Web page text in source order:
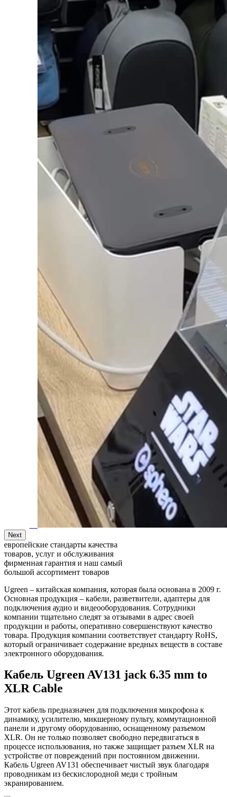
Next
европейские стандарты качества
товаров, услуг и обслуживания
фирменная гарантия и наш самый
большой ассортимент товаров
Ugreen – китайская компания, которая была основана в 2009 г.
Основная продукция – кабели, разветвители, адаптеры для
подключения аудио и видеооборудования. Сотрудники
компании тщательно следят за отзывами в адрес своей
продукции и работы, оперативно совершенствуют качество
товара. Продукция компании соответствует стандарту RoHS,
который ограничивает содержание вредных веществ в составе
электронного оборудования.
Кабель Ugreen AV131 jack 6.35 mm to
XLR Cable
Этот кабель предназначен для подключения микрофона к
динамику, усилителю, микшерному пульту, коммутационной
панели и другому оборудованию, оснащенному разъемом
XLR. Он не только позволяет свободно передвигаться в
процессе использования, но также защищает разъем XLR на
устройстве от повреждений при постоянном движении.
Кабель Ugreen AV131 обеспечивает чистый звук благодаря
проводникам из бескислородной меди с тройным
экранированием.